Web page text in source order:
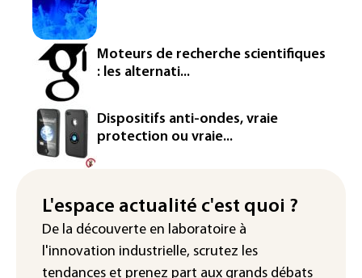
L'Europe se prépare à une baisse de la
production d'électricité lors de l'éclipse
solaire
La métropole de Rouen porte plainte
contre BASF pour pollution aux PFAS
Canicule: à l'arrêt depuis fin juillet, la
centrale de Golfech reconnectée au
Véhicules de livraison autonomes: la
France ouvre la voie à leur
homologation
Moteurs de recherche scientifiques
: les alternati...
Dispositifs anti-ondes, vraie
protection ou vraie...
L'espace actualité c'est quoi ?
De la découverte en laboratoire à
l'innovation industrielle, scrutez les
tendances et prenez part aux grands débats